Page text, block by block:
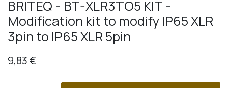
BRITEQ - BT-XLR3TO5 KIT -
Modification kit to modify IP65 XLR
3pin to IP65 XLR 5pin
9,83€